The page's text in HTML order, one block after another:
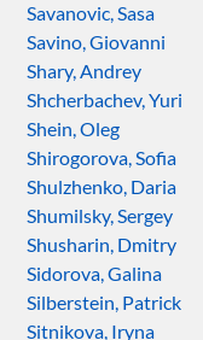
Savanovic, Sasa
Savino, Giovanni
Shary, Andrey
Shcherbachev, Yuri
Shein, Oleg
Shirogorova, Sofia
Shulzhenko, Daria
Shumilsky, Sergey
Shusharin, Dmitry
Sidorova, Galina
Silberstein, Patrick
Sitnikova, Iryna